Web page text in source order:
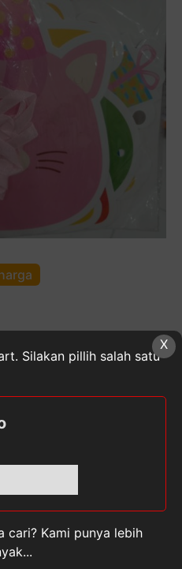
X
Silakan pillih salah satu
cari? Kami punya lebih